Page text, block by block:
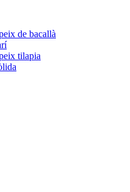
de bacallà
tilapia